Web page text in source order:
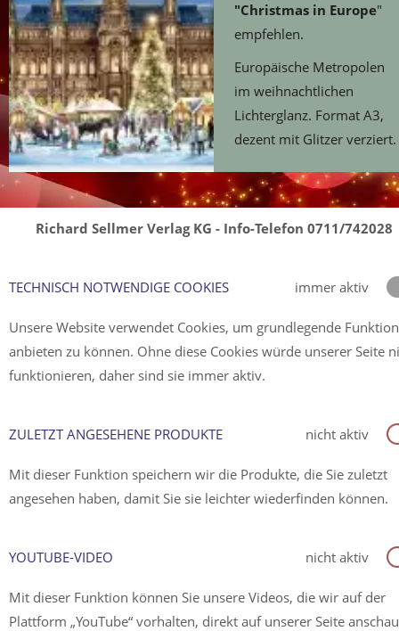
"Christmas in Europe"
empfehlen.
Europäische Metropolen
im weihnachtlichen
Lichterglanz. Format A3,
dezent mit Glitzer verziert.
Richard Sellmer Verlag KG - Info-Telefon 0711/742028
TECHNISCH NOTWENDIGE COOKIES immer aktiv
Unsere Website verwendet Cookies, um grundlegende
anbieten zu können. Ohne diese Cookies würde unserer Seite
funktionieren, daher sind sie immer aktiv.
ZULETZT ANGESEHENE PRODUKTE nicht aktiv
Mit dieser Funktion speichern wir die Produkte, die Sie zuletzt
angesehen haben, damit Sie sie leichter wiederfinden können.
YOUTUBE-VIDEO nicht aktiv
Mit dieser Funktion können Sie unsere Videos, die wir auf der
Plattform „YouTube“ vorhalten, direkt auf unserer Seite